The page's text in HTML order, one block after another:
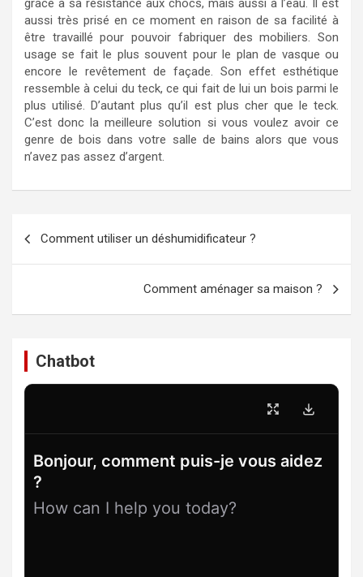
grâce à sa résistance aux chocs, mais aussi à l’eau. Il est
aussi très prisé en ce moment en raison de sa facilité à
être travaillé pour pouvoir fabriquer des mobiliers. Son
usage se fait le plus souvent pour le plan de vasque ou
encore le revêtement de façade. Son effet esthétique
ressemble à celui du teck, ce qui fait de lui un bois parmi le
plus utilisé. D’autant plus qu’il est plus cher que le teck.
C’est donc la meilleure solution si vous voulez avoir ce
genre de bois dans votre salle de bains alors que vous
n’avez pas assez d’argent.
Comment utiliser un déshumidificateur ?
Comment aménager sa maison ?
Chatbot
Bonjour, comment puis-je vous aidez
?
How can I help you today?